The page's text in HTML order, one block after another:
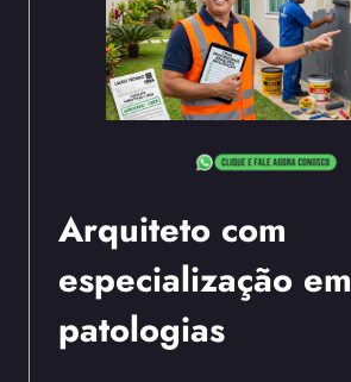
Arquiteto com
especialização em
patologias